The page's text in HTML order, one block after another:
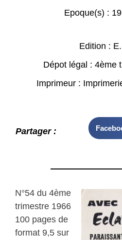
Epoque(s) :
Edition :
Dépot légal : 4ème
Imprimeur :
Partager :
N°54 du 4ème
trimestre 1966
100 pages de
format 9,5 sur